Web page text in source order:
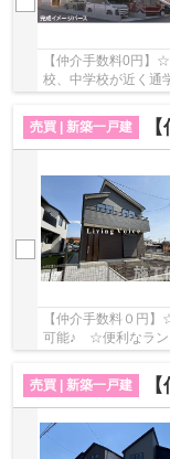
【仲介手数料0円
校、中学校が近く
売買 | 新築一戸建
【
【仲介手数料０円
可能♪ ☆便利なラン
模原市緑区の新築一
売買 | 新築一戸建
【